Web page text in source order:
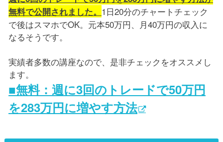
無料で公開されました。 1日20分のチャートチェック
で後はスマホでOK。元本50万円、月40万円の収入に
なるそうです。
実績者多数の講座なので、是非チェックをオススメし
ます。
■無料：週に3回のトレードで50万円
を283万円に増やす方法